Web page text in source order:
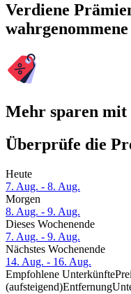
Verdiene
Mehr sparen
Überprüfe die
Heute
7. Aug. - 8. Aug.
Morgen
8. Aug. - 9. Aug.
Dieses Wochenende
7. Aug. - 9. Aug.
Nächstes Wochenende
14. Aug. - 16. Aug.
Empfohlene Unterkünfte
(aufsteigend)Entfernung